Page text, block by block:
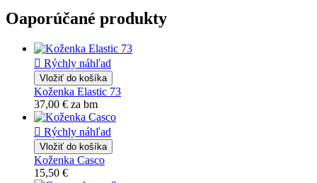
Oaporúčané produkty
 Rýchly náhľad
Vložiť do košíka
Koženka Elastic 73
37,00 € za bm
 Rýchly náhľad
Vložiť do košíka
Koženka Casco
15,50 €